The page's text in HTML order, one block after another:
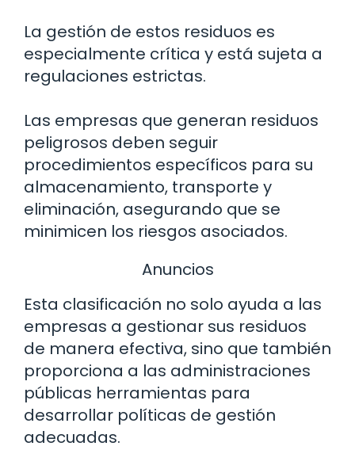
La gestión de estos residuos es
especialmente crítica y está sujeta a
regulaciones estrictas.
Las empresas que generan residuos
peligrosos deben seguir
procedimientos específicos para su
almacenamiento, transporte y
eliminación, asegurando que se
minimicen los riesgos asociados.
Anuncios
Esta clasificación no solo ayuda a las
empresas a gestionar sus residuos
de manera efectiva, sino que también
proporciona a las administraciones
públicas herramientas para
desarrollar políticas de gestión
adecuadas.